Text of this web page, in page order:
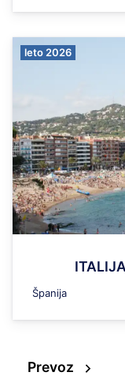
leto 2026
Španija
Prevoz